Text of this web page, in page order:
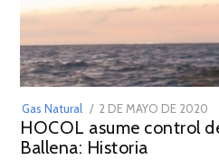
Gas Natural
POSTED
ON
2 DE MAYO DE 2020
HOCOL asume control
Ballena: Historia